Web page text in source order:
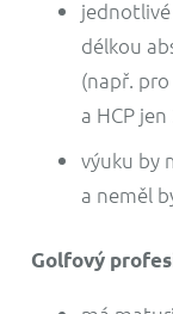
délkou
(např.
a HCP
výuku by
a neměl
Golfový